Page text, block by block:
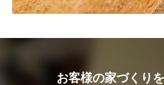
お客様の家づくり